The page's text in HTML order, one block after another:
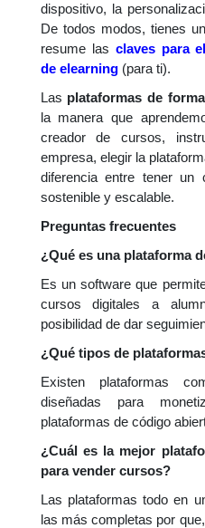
dispositivo, la
De todos modos, tienes
resume las claves para
de elearning(para ti).
Las plataformas de
la manera que
creador de cursos,
empresa, elegir la
diferencia entre tener
sostenible y escalable.
Preguntas frecuentes
¿Qué es una plataforma
Es un software que
cursos digitales a
posibilidad de dar
¿Qué tipos de
Existen plataformas
diseñadas para
plataformas de código
¿Cuál es la mejor
para vender cursos?
Las plataformas todo en
las más completas por